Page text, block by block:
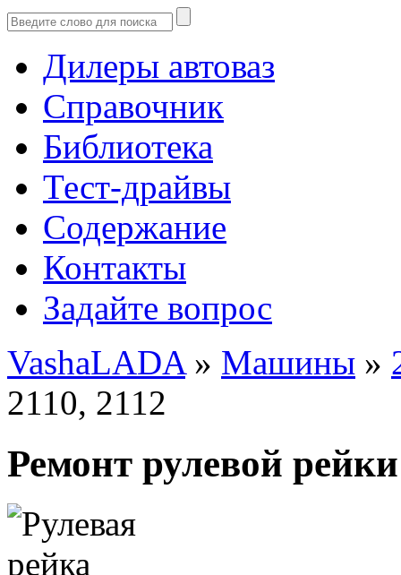
Дилеры автоваз
Справочник
Библиотека
Тест-драйвы
Содержание
Контакты
Задайте вопрос
VashaLADA» Машины »
2110, 2112
Ремонт рулевой